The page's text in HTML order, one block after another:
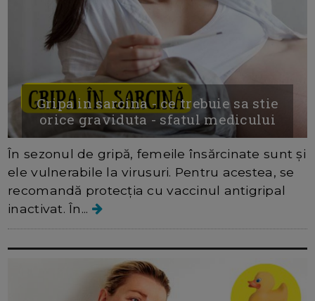
Gripa in sarcina - ce trebuie sa stie
orice graviduta - sfatul medicului
În sezonul de gripă, femeile însărcinate sunt și
ele vulnerabile la virusuri. Pentru acestea, se
recomandă protecția cu vaccinul antigripal
inactivat. În...